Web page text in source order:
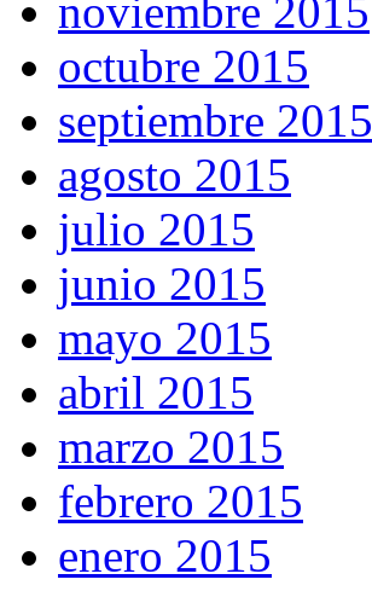
noviembre 2015
octubre 2015
septiembre 2015
agosto 2015
julio 2015
junio 2015
mayo 2015
abril 2015
marzo 2015
febrero 2015
enero 2015